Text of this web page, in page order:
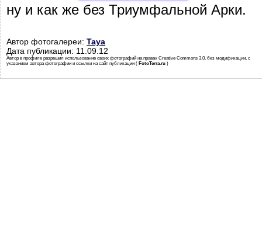
ну и как же без Триумфальной Арки.
Автор фотогалереи: Taya
Дата публикации: 11.09.12
Автор в профиле разрешил использование своих фотографий на правах Creative Commons 3.0, без модификации, с
указанием автора фотографии и ссылки на сайт публикации ( FotoTerra.ru )